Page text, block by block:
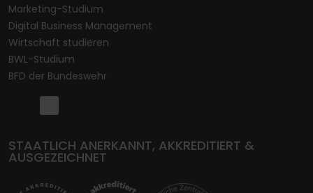
Marketing-Studium
Digital Business Management
Wirtschaft studieren
BWL-Studium
BFD der Bundeswehr
STAATLICH ANERKANNT, AKKREDITIERT &
AUSGEZEICHNET